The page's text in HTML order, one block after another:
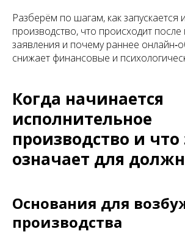
Разберём по шагам, как запускается
производство, что происходит после
заявления и почему раннее
снижает финансовые и
Когда начинается
исполнительное
производство и что
означает для
Основания для
производства